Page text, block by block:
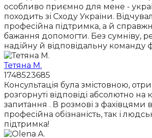
особливо приємно для мене -
походить зі Сходу України.
професійна підтримка, а й
бажання допомогти. Без сумніву,
надійну й відповідальну команду
Тетяна М.
1748523685
Консультація була змістовною,
розгорнуті відповіді абсолютно на
запитання . В розмові з фахівцями
професійна обізнаність, так і
підтримка!